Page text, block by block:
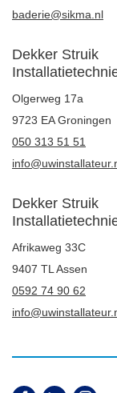
baderie@sikma.nl
Dekker Struik
Olgerweg 17a
9723 EA Groningen
050 313 51 51
Dekker Struik
Afrikaweg 33C
9407 TL Assen
0592 74 90 62